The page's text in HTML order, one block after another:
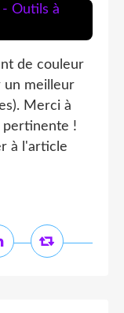
de couleur
un meilleur
Merci à
pertinente !
à l'article